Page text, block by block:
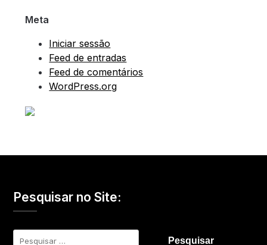
Meta
Iniciar sessão
Feed de entradas
Feed de comentários
WordPress.org
Pesquisar no Site:
Pesquisar